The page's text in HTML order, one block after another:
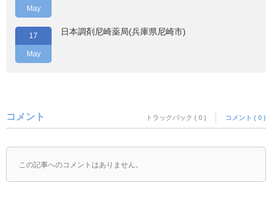
May
17
May
日本調剤尼崎薬局(兵庫県尼崎市)
コメント トラックバック ( 0 ) コメント ( 0 )
この記事へのコメントはありません。